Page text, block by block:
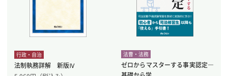
行政・自治
法制執務詳解 新版Ⅳ
法曹・法務
ゼロからマスターする事実認定―